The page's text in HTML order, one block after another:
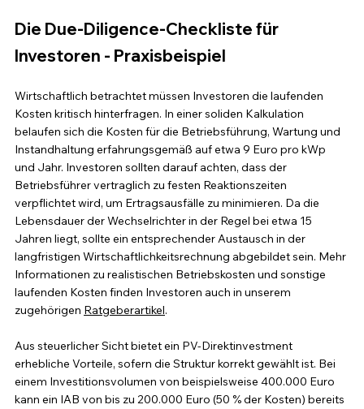
Die Due-Diligence-Checkliste für
Investoren - Praxisbeispiel
Wirtschaftlich betrachtet müssen Investoren die laufenden
Kosten kritisch hinterfragen. In einer soliden Kalkulation
belaufen sich die Kosten für die Betriebsführung, Wartung und
Instandhaltung erfahrungsgemäß auf etwa 9 Euro pro kWp
und Jahr. Investoren sollten darauf achten, dass der
Betriebsführer vertraglich zu festen Reaktionszeiten
verpflichtet wird, um Ertragsausfälle zu minimieren. Da die
Lebensdauer der Wechselrichter in der Regel bei etwa 15
Jahren liegt, sollte ein entsprechender Austausch in der
langfristigen Wirtschaftlichkeitsrechnung abgebildet sein. Mehr
Informationen zu realistischen Betriebskosten und sonstige
laufenden Kosten finden Investoren auch in unserem
zugehörigen Ratgeberartikel.
Aus steuerlicher Sicht bietet ein PV-Direktinvestment
erhebliche Vorteile, sofern die Struktur korrekt gewählt ist. Bei
einem Investitionsvolumen von beispielsweise 400.000 Euro
kann ein IAB von bis zu 200.000 Euro (50 % der Kosten) bereits